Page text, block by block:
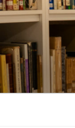
Saltar
al
contenido